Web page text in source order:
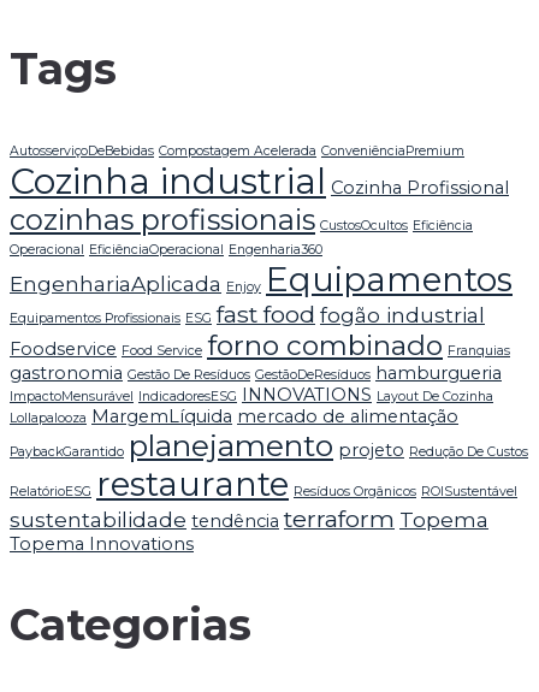
Tags
AutosserviçoDeBebidas Compostagem Acelerada ConveniênciaPremium
Cozinha industrial Cozinha Profissional
cozinhas profissionais CustosOcultos Eficiência
Operacional EficiênciaOperacional Engenharia360
EngenhariaAplicada Enjoy Equipamentos
Equipamentos Profissionais ESG fast food fogão industrial
Foodservice Food Service forno combinado Franquias
gastronomia Gestão De Resíduos GestãoDeResíduos hamburgueria
ImpactoMensurável IndicadoresESG INNOVATIONS Layout De Cozinha
Lollapalooza MargemLíquida mercado de alimentação
PaybackGarantido planejamento projeto Redução De Custos
RelatórioESG restaurante Resíduos Orgânicos ROISustentável
sustentabilidade tendência terraform Topema
Topema Innovations
Categorias